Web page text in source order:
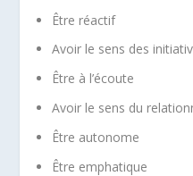
Être réactif
Avoir le sens des
Être à l’écoute
Avoir le sens du
Être autonome
Être emphatique